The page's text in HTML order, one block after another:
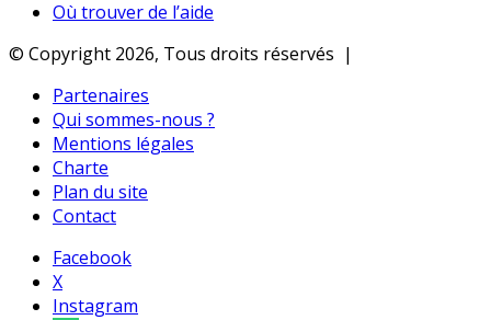
Où trouver de l’aide
© Copyright 2026, Tous droits réservés |
Partenaires
Qui sommes-nous ?
Mentions légales
Charte
Plan du site
Contact
Facebook
X
Instagram